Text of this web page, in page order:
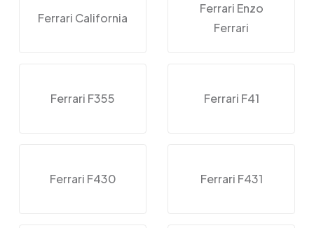
Ferrari California
Ferrari Enzo
Ferrari
Ferrari F355 Ferrari F41
Ferrari F430 Ferrari F431